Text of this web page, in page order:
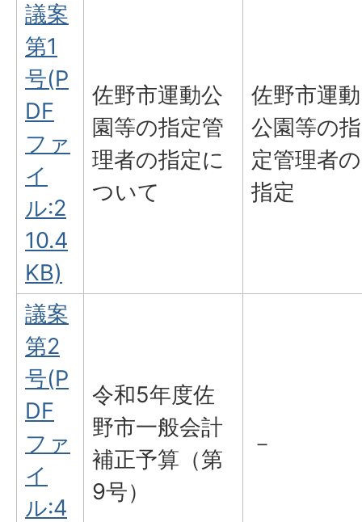
議案
第1
号(P
DF
ファ
イ
ル:2
10.4
KB)
佐野市運動公
園等の指定管
理者の指定に
ついて
佐野市運動
公園等の指
定管理者の
指定
議案
第2
号(P
DF
ファ
イ
ル:4
令和5年度佐
野市一般会計
補正予算（第
9号）
－